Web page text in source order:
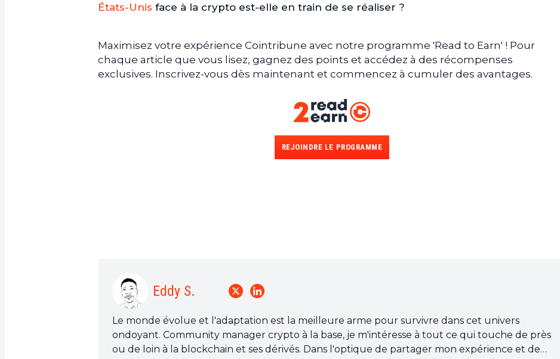
États-Unis face à la crypto est-elle en train de se réaliser ?
Maximisez votre expérience Cointribune avec notre programme 'Read to Earn' ! Pour
chaque article que vous lisez, gagnez des points et accédez à des récompenses
exclusives. Inscrivez-vous dès maintenant et commencez à cumuler des avantages.
REJOINDRE LE PROGRAMME
Eddy S.
Le monde évolue et l'adaptation est la meilleure arme pour survivre dans cet univers
ondoyant. Community manager crypto à la base, je m'intéresse à tout ce qui touche de près
ou de loin à la blockchain et ses dérivés. Dans l'optique de partager mon expérience et de